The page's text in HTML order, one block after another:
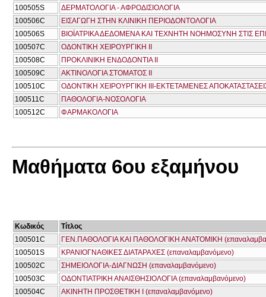
100505S
ΔΕΡΜΑΤΟΛΟΓΙΑ - ΑΦΡΟΔΙΣΙΟΛΟΓΙΑ
100506C
ΕΙΣΑΓΩΓΗ ΣΤΗΝ ΚΛΙΝΙΚΗ ΠΕΡΙΟΔΟΝΤΟΛΟΓΙΑ
100506S
ΒΙΟΪΑΤΡΙΚΑ ΔΕΔΟΜΕΝΑ ΚΑΙ ΤΕΧΝΗΤΗ ΝΟΗΜΟΣΥΝΗ ΣΤΙΣ
100507C
ΟΔΟΝΤΙΚΗ ΧΕΙΡΟΥΡΓΙΚΗ ΙΙ
100508C
ΠΡΟΚΛΙΝΙΚΗ ΕΝΔΟΔΟΝΤΙΑ ΙΙ
100509C
ΑΚΤΙΝΟΛΟΓΙΑ ΣΤΟΜΑΤΟΣ ΙΙ
100510C
ΟΔΟΝΤΙΚΗ ΧΕΙΡΟΥΡΓΙΚΗ ΙΙΙ-ΕΚΤΕΤΑΜΕΝΕΣ
100511C
ΠΑΘΟΛΟΓΙΑ-ΝΟΣΟΛΟΓΙΑ
100512C
ΦΑΡΜΑΚΟΛΟΓΙΑ
Μαθήματα 6ου εξαμήνου
Κωδικός
Τίτλος
100501C
ΓΕΝ.ΠΑΘΟΛΟΓΙΑ ΚΑΙ ΠΑΘΟΛΟΓΙΚΗ ΑΝΑΤΟΜΙΚΗ
100501S
ΚΡΑΝΙΟΓΝΑΘΙΚΕΣ ΔΙΑΤΑΡΑΧΕΣ (επαναλαμβανόμενο)
100502C
ΣΗΜΕΙΟΛΟΓΙΑ-ΔΙΑΓΝΩΣΗ (επαναλαμβανόμενο)
100503C
ΟΔΟΝΤΙΑΤΡΙΚΗ ΑΝΑΙΣΘΗΣΙΟΛΟΓΙΑ (επαναλαμβανόμενο)
100504C
ΑΚΙΝΗΤΗ ΠΡΟΣΘΕΤΙΚΗ Ι (επαναλαμβανόμενο)